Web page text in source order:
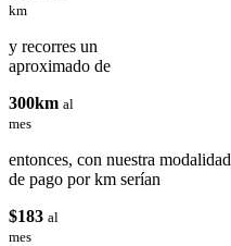
km
y recorres un
aproximado de
300km al
mes
entonces, con nuestra modalidad
de pago por km serían
$183 al
mes